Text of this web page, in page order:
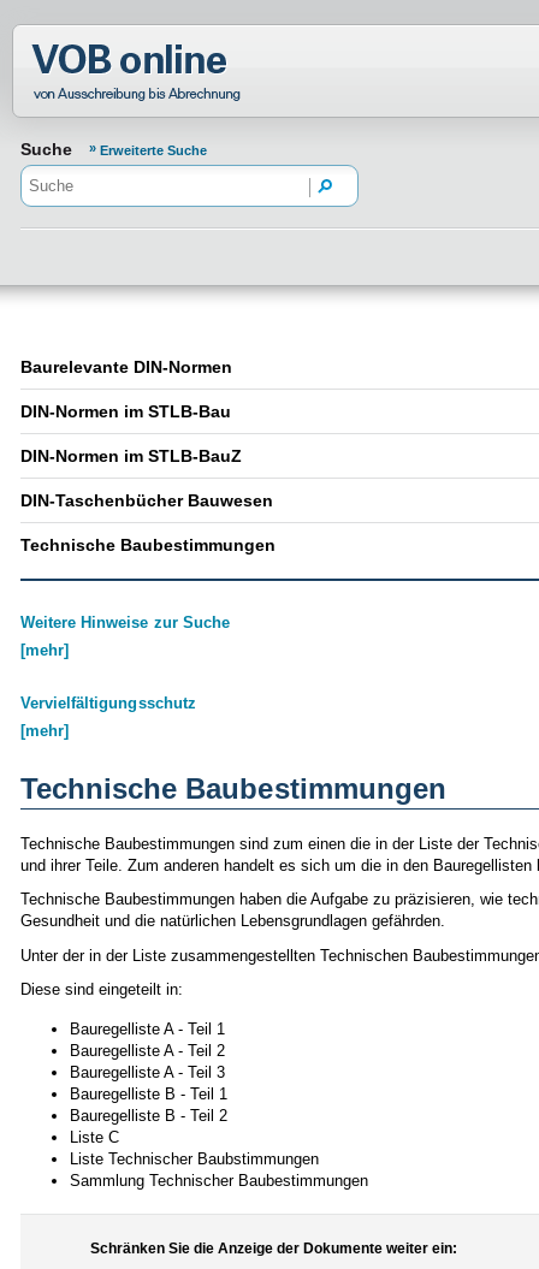
Normenportal Barrierefreiheit
Suche Erweiterte Suche
Baurelevante DIN-Normen
DIN-Normen im STLB-Bau
DIN-Normen im STLB-BauZ
DIN-Taschenbücher Bauwesen
Technische Baubestimmungen
Weitere Hinweise zur Suche
[mehr]
Vervielfältigungsschutz
[mehr]
Technische Baubestimmungen
Technische Baubestimmungen sind zum einen die in der Liste der
und ihrer Teile. Zum anderen handelt es sich um die in den
Technische Baubestimmungen haben die Aufgabe zu präzisieren, wie
Gesundheit und die natürlichen Lebensgrundlagen gefährden.
Unter der in der Liste zusammengestellten Technischen
Diese sind eingeteilt in:
Bauregelliste A - Teil 1
Bauregelliste A - Teil 2
Bauregelliste A - Teil 3
Bauregelliste B - Teil 1
Bauregelliste B - Teil 2
Liste C
Liste Technischer Baubstimmungen
Sammlung Technischer Baubestimmungen
Schränken Sie die Anzeige der Dokumente weiter ein: